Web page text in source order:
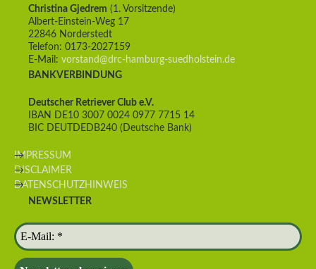
Christina Gjedrem (1. Vorsitzende)
Albert-Einstein-Weg 17
22846 Norderstedt
Telefon: 0173-2027159
E-Mail: vorstand@drc-hamburg-suedholstein.de
BANKVERBINDUNG
Deutscher Retriever Club e.V.
IBAN DE10 3007 0024 0977 7715 14
BIC DEUTDEDB240 (Deutsche Bank)
IMPRESSUM
DISCLAIMER
DATENSCHUTZHINWEIS
NEWSLETTER